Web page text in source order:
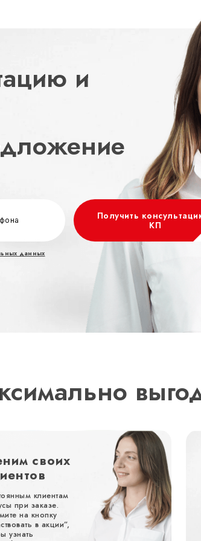
и
Получить
КП
данных
своих
клиентам
при заказе.
на кнопку
в акции”,
узнать